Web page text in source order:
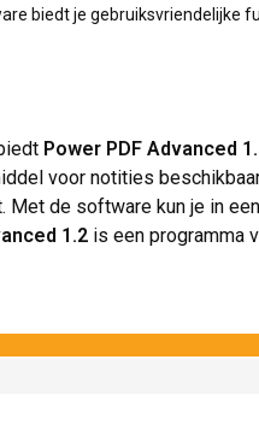
biedt je gebruiksvriendelijke
Power PDF Advanced
voor notities
Met de software kun je in
1.2 is een programma